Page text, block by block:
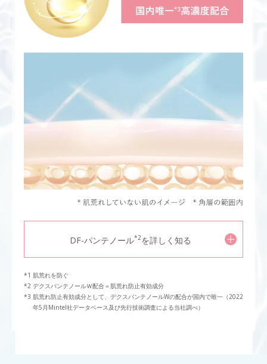
DF-パンテノール*2を詳しく知る
肌荒れを防ぐ
デクスパンテノールＷ配合＝肌荒れ防止有効成分
肌荒れ防止有効成分として、デクスパンテノールWの配合が国内で唯一（2022
年5月Mintel社データベース及び先行技術調査による当社調べ）